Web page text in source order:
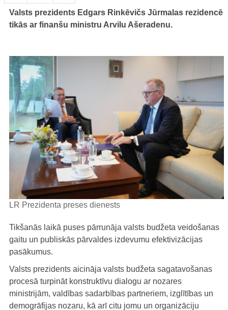
Valsts prezidents Edgars Rinkēvičs Jūrmalas rezidencē
tikās ar finanšu ministru Arvilu Ašeradenu.
LR Prezidenta preses dienests
Tikšanās laikā puses pārrunāja valsts budžeta veidošanas
gaitu un publiskās pārvaldes izdevumu efektivizācijas
pasākumus.
Valsts prezidents aicināja valsts budžeta sagatavošanas
procesā turpināt konstruktīvu dialogu ar nozares
ministrijām, valdības sadarbības partneriem, izglītības un
demogrāfijas nozaru, kā arī citu jomu un organizāciju